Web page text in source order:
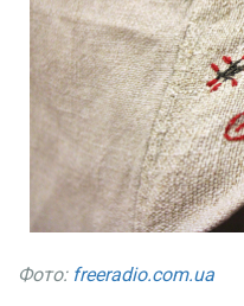
Фото: freeradio.com.ua